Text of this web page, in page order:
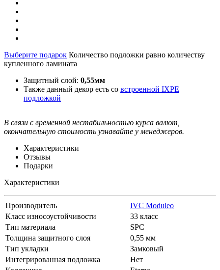
Выберите подарок Количество подложки равно количеству
купленного ламината
Защитный слой: 0,55мм
Также данный декор есть со встроенной IXPE
подложкой
В связи с временной нестабильностью курса валют,
окончательную стоимость узнавайте у менеджеров.
Характеристики
Отзывы
Подарки
Характеристики
Производитель
IVC Moduleo
Класс износоустойчивости
33 класс
Тип материала
SPC
Толщина защитного слоя
0,55 мм
Тип укладки
Замковый
Интегрированная подложка
Нет